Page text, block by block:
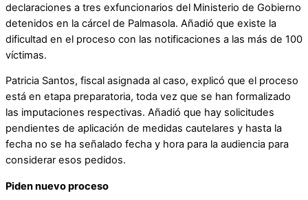
declaraciones a tres exfuncionarios del Ministerio de Gobierno
detenidos en la cárcel de Palmasola. Añadió que existe la
dificultad en el proceso con las notificaciones a las más de 100
víctimas.
Patricia Santos, fiscal asignada al caso, explicó que el proceso
está en etapa preparatoria, toda vez que se han formalizado
las imputaciones respectivas. Añadió que hay solicitudes
pendientes de aplicación de medidas cautelares y hasta la
fecha no se ha señalado fecha y hora para la audiencia para
considerar esos pedidos.
Piden nuevo proceso